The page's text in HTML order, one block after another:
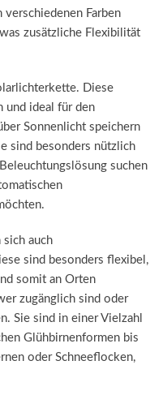
Farben
zusätzliche Flexibilität
Diese
und ideal für den
Sonnenlicht speichern
sind besonders nützlich
suchen
sich auch
sind besonders flexibel,
somit an Orten
zugänglich sind oder
Sie sind in einer Vielzahl
Glühbirnenformen bis
oder Schneeflocken,